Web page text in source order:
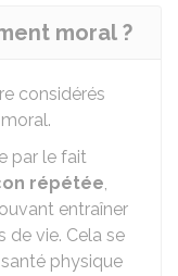
moral ?
considérés
par le fait
répétée,
entraîner
de vie. Cela se
physique